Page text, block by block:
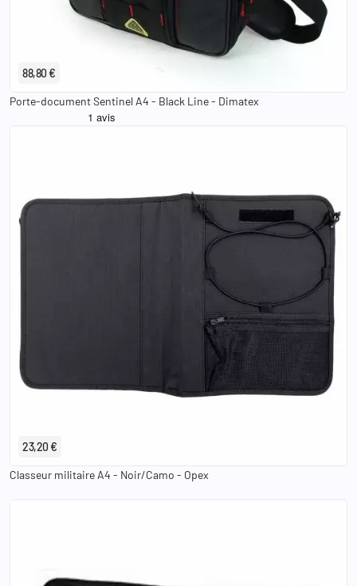
88,80 €
Porte-document Sentinel A4 - Black Line - Dimatex
23,20 €
Classeur militaire A4 - Noir/Camo - Opex